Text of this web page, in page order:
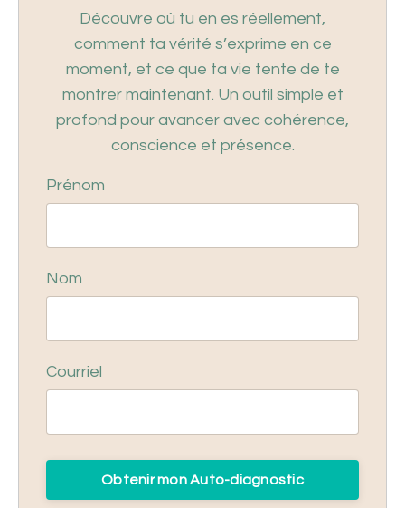
Découvre où tu en es réellement,
comment ta vérité s’exprime en ce
moment, et ce que ta vie tente de te
montrer maintenant. Un outil simple et
profond pour avancer avec cohérence,
conscience et présence.
Prénom
Nom
Courriel
Obtenir mon Auto-diagnostic